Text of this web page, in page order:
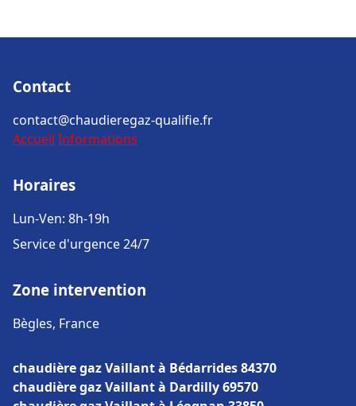
Contact
contact@chaudieregaz-qualifie.fr
Accueil Informations
Horaires
Lun-Ven: 8h-19h
Service d'urgence 24/7
Zone intervention
Bègles, France
chaudière gaz Vaillant à Bédarrides 84370
chaudière gaz Vaillant à Dardilly 69570